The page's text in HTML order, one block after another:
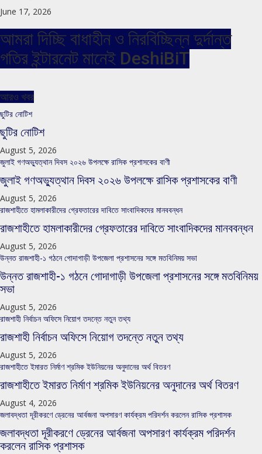
June 17, 2026
আমরা দিচ্ছি বাধাহীন ও নিরবিচ্ছিন্ন দুর্দান্ত
গতির ইন্টারনেট মানেই DeshiBiT
আরও খবর
ছুটির নোটিশ
ছুটির নোটিশ
August 5, 2026
জুলাই গণঅভ্যুত্থান দিবস ২০২৬ উপলক্ষে রাসিক প্রশাসকের বাণী
জুলাই গণঅভ্যুত্থান দিবস ২০২৬ উপলক্ষে রাসিক প্রশাসকের বাণী
August 5, 2026
রাজশাহীতে হামলাকারীদের গ্রেফতারের দাবিতে সাংবাদিকদের মানববন্ধন
রাজশাহীতে হামলাকারীদের গ্রেফতারের দাবিতে সাংবাদিকদের মানববন্ধন
August 5, 2026
উন্নত রাজশাহী-১ গঠনে গোদাগাড়ী উপজেলা প্রশাসনের সঙ্গে মতবিনিময় সভা
উন্নত রাজশাহী-১ গঠনে গোদাগাড়ী উপজেলা প্রশাসনের সঙ্গে মতবিনিময়
সভা
August 5, 2026
রাজশাহী নির্বাচন অফিসে নিয়োগ তদন্তে নতুন তথ্য
রাজশাহী নির্বাচন অফিসে নিয়োগ তদন্তে নতুন তথ্য
August 5, 2026
রাজশাহীতে ইমারত নির্মাণ শ্রমিক ইউনিয়নের অনুদানের অর্থ বিতরণ
রাজশাহীতে ইমারত নির্মাণ শ্রমিক ইউনিয়নের অনুদানের অর্থ বিতরণ
August 4, 2026
জলাবদ্ধতা দূরীকরণে ড্রেনের আর্বজনা অপসারণ কার্যক্রম পরিদর্শন করলেন রাসিক প্রশাসক
জলাবদ্ধতা দূরীকরণে ড্রেনের আর্বজনা অপসারণ কার্যক্রম পরিদর্শন
করলেন রাসিক প্রশাসক